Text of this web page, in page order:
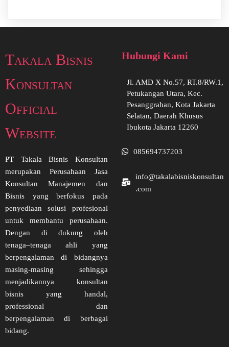
Takala Bisnis
Konsultan
Official
Website
PT Takala Bisnis Konsultan
merupakan Perusahaan Jasa
Konsultan Manajemen dan
Bisnis yang berfokus pada
penyediaan solusi profesional
untuk membantu perusahaan.
Dengan di dukung oleh
tenaga–tenaga ahli yang
berpengalaman di bidangnya
masing-masing sehingga
menjadikannya konsultan
bisnis yang handal,
professional dan
berpengalaman di berbagai
bidang.
Hubungi Kami
Jl. AMD X No.57, RT.8/RW.1,
Petukangan Utara, Kec.
Pesanggrahan, Kota Jakarta
Selatan, Daerah Khusus
Ibukota Jakarta 12260
085694737203
info@takalabisniskonsultan
.com